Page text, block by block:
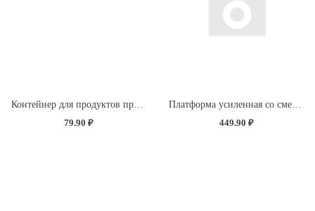
Контейнер для продуктов прямоугольный 0,5л (светло-розовый)
79.90 ₽
Платформа усиленная со сменной насадкой "Экстра Синель" (без определения цвета)
449.90 ₽